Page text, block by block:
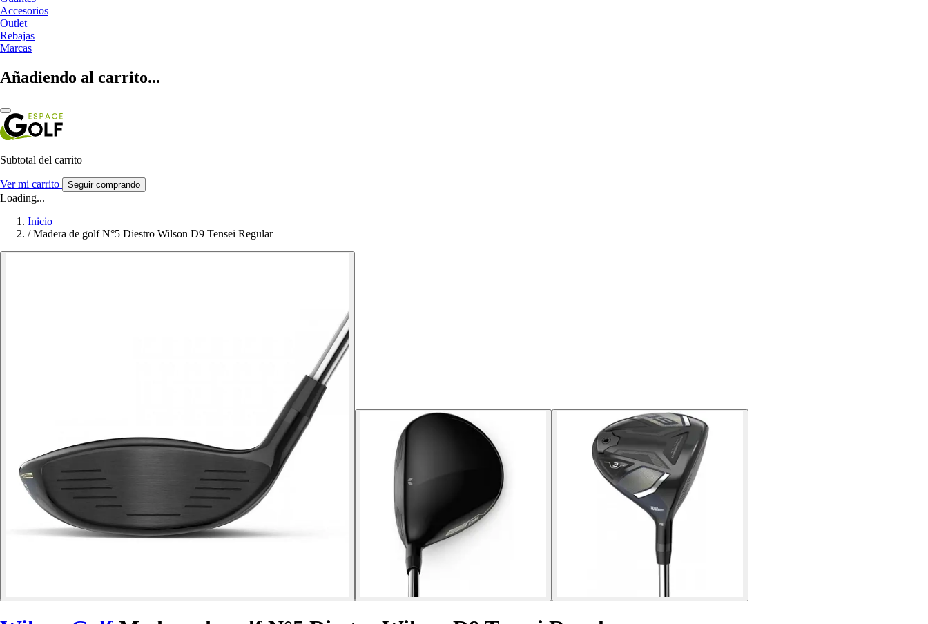
Accesorios
Outlet
Rebajas
Marcas
Añadiendo al carrito...
Subtotal del carrito
Ver mi carrito Seguir comprando
Loading...
Inicio
/ Madera de golf N°5 Diestro Wilson D9 Tensei Regular